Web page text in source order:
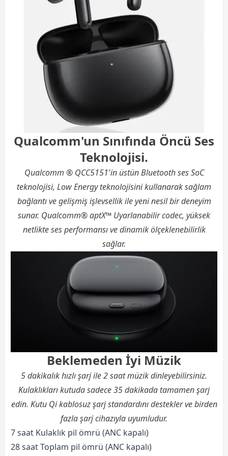
Qualcomm'un Sınıfında Öncü Ses
Teknolojisi.
Qualcomm ® QCC5151'in üstün Bluetooth ses SoC
teknolojisi, Low Energy teknolojisini kullanarak sağlam
bağlantı ve gelişmiş işlevsellik ile yeni nesil bir deneyim
sunar. Qualcomm® aptX™ Uyarlanabilir codec, yüksek
netlikte ses performansı ve dinamik ölçeklenebilirlik
sağlar.
Beklemeden İyi Müzik
5 dakikalık hızlı şarj ile 2 saat müzik dinleyebilirsiniz.
Kulaklıkları kutuda sadece 35 dakikada tamamen şarj
edin. Kutu Qi kablosuz şarj standardını destekler ve birden
fazla şarj cihazıyla uyumludur.
7 saat Kulaklık pil ömrü (ANC kapalı)
28 saat Toplam pil ömrü (ANC kapalı)